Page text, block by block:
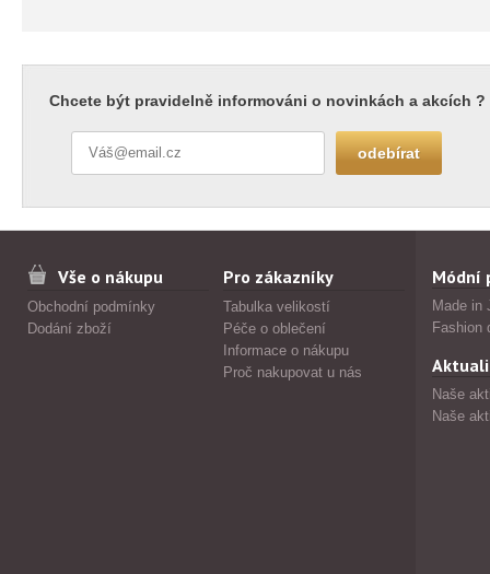
Chcete být pravidelně informováni o novinkách a akcích ?
Vše o nákupu
Obchodní podmínky
Dodání zboží
Pro zákazníky
Tabulka velikostí
Péče o oblečení
Informace o nákupu
Proč nakupovat u nás
Módní
Made in
Fashion
Naše
Naše